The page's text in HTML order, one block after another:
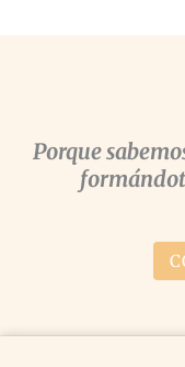
Porque